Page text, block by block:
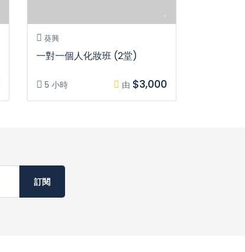
葵興
一對一個人化妝班 (2堂)
5 小時 由 $3,000
訂閱